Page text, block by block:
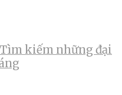
kiếm những đại